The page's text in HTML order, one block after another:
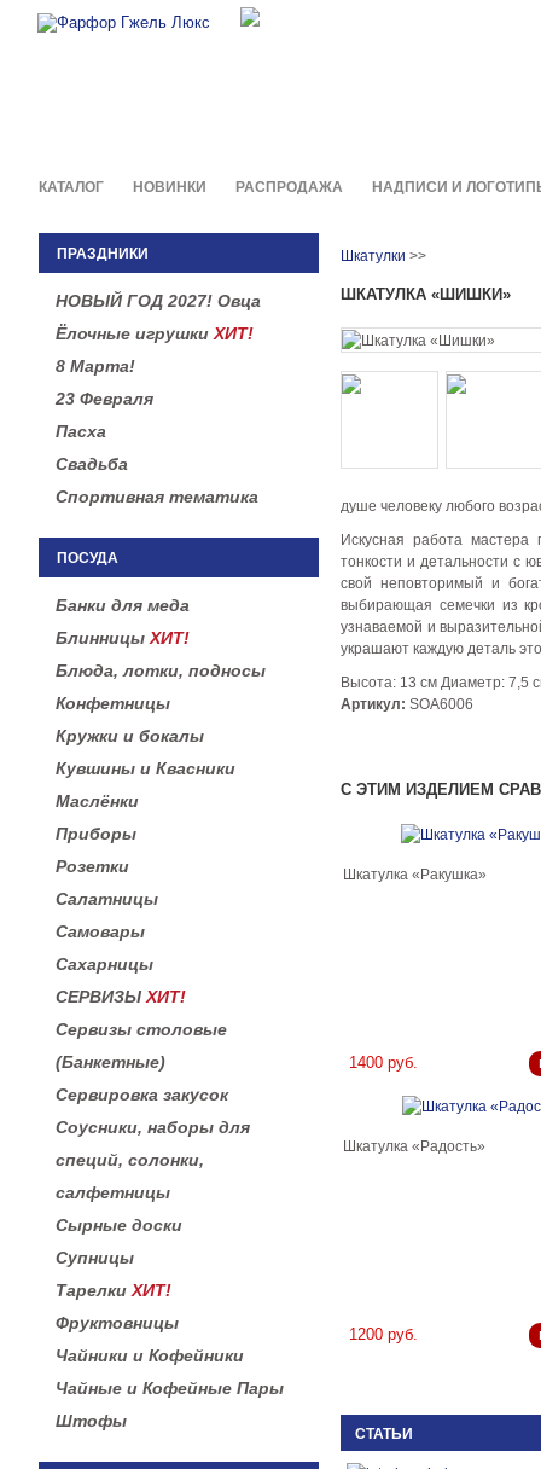
КАТАЛОГ НОВИНКИ РАСПРОДАЖА НАДПИСИ И
ПРАЗДНИКИ
НОВЫЙ ГОД 2027! Овца
Ёлочные игрушки ХИТ!
8 Марта!
23 Февраля
Пасха
Свадьба
Спортивная тематика
ПОСУДА
Банки для меда
Блинницы ХИТ!
Блюда, лотки, подносы
Конфетницы
Кружки и бокалы
Кувшины и Квасники
Маслёнки
Приборы
Розетки
Салатницы
Самовары
Сахарницы
СЕРВИЗЫ ХИТ!
Сервизы столовые
(Банкетные)
Сервировка закусок
Соусники, наборы для
специй, солонки,
салфетницы
Сырные доски
Супницы
Тарелки ХИТ!
Фруктовницы
Чайники и Кофейники
Чайные и Кофейные Пары
Штофы
Шкатулки >>
ШКАТУЛКА «ШИШКИ»
душе человеку любого
Искусная работа мастера
тонкости и детальности с
свой неповторимый и
выбирающая семечки из
узнаваемой и
украшают каждую деталь
Высота: 13 см Диаметр: 7,5
Артикул: SOA6006
С ЭТИМ ИЗДЕЛИЕМ
Шкатулка «Ракушка»
1400 руб.
Шкатулка «Радость»
1200 руб.
СТАТЬИ